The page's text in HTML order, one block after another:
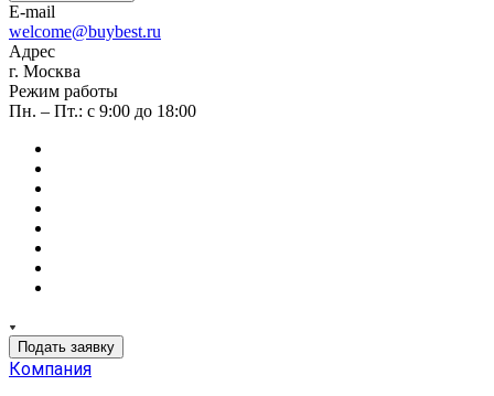
E-mail
welcome@buybest.ru
Адрес
г. Москва
Режим работы
Пн. – Пт.: с 9:00 до 18:00
Подать заявку
Компания